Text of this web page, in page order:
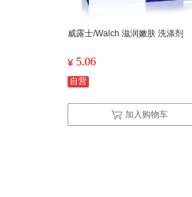
威露士/Walch 滋润嫩肤 洗涤剂
¥ 5.06
自营
加入购物车